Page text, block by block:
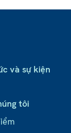
và sự kiện
tôi